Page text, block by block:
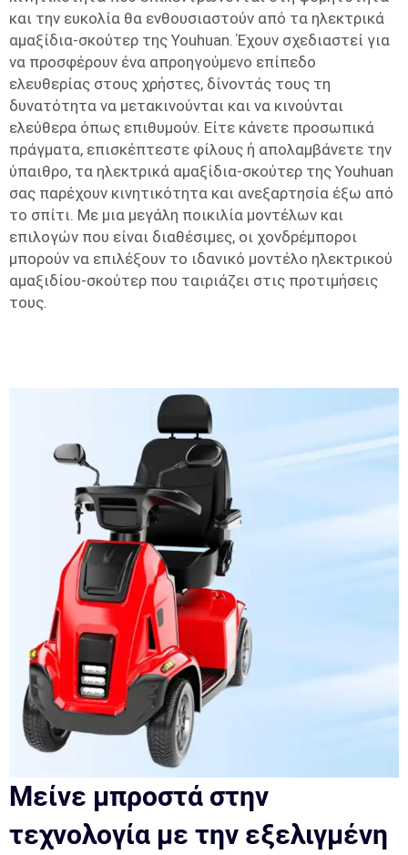
και την ευκολία θα ενθουσιαστούν από τα ηλεκτρικά
αμαξίδια-σκούτερ της Youhuan. Έχουν σχεδιαστεί για
να προσφέρουν ένα απροηγούμενο επίπεδο
ελευθερίας στους χρήστες, δίνοντάς τους τη
δυνατότητα να μετακινούνται και να κινούνται
ελεύθερα όπως επιθυμούν. Είτε κάνετε προσωπικά
πράγματα, επισκέπτεστε φίλους ή απολαμβάνετε την
ύπαιθρο, τα ηλεκτρικά αμαξίδια-σκούτερ της Youhuan
σας παρέχουν κινητικότητα και ανεξαρτησία έξω από
το σπίτι. Με μια μεγάλη ποικιλία μοντέλων και
επιλογών που είναι διαθέσιμες, οι χονδρέμποροι
μπορούν να επιλέξουν το ιδανικό μοντέλο ηλεκτρικού
αμαξιδίου-σκούτερ που ταιριάζει στις προτιμήσεις
τους.
Μείνε μπροστά στην
τεχνολογία με την εξελιγμένη